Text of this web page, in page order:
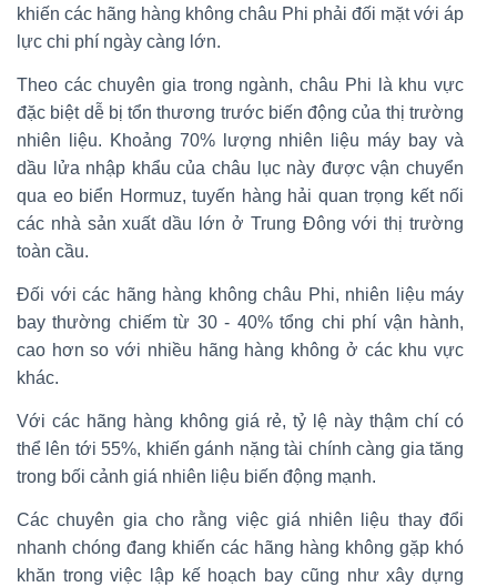
khiến các hãng hàng không châu Phi phải đối mặt với áp
lực chi phí ngày càng lớn.
Theo các chuyên gia trong ngành, châu Phi là khu vực
đặc biệt dễ bị tổn thương trước biến động của thị trường
nhiên liệu. Khoảng 70% lượng nhiên liệu máy bay và
dầu lửa nhập khẩu của châu lục này được vận chuyển
qua eo biển Hormuz, tuyến hàng hải quan trọng kết nối
các nhà sản xuất dầu lớn ở Trung Đông với thị trường
toàn cầu.
Đối với các hãng hàng không châu Phi, nhiên liệu máy
bay thường chiếm từ 30 - 40% tổng chi phí vận hành,
cao hơn so với nhiều hãng hàng không ở các khu vực
khác.
Với các hãng hàng không giá rẻ, tỷ lệ này thậm chí có
thể lên tới 55%, khiến gánh nặng tài chính càng gia tăng
trong bối cảnh giá nhiên liệu biến động mạnh.
Các chuyên gia cho rằng việc giá nhiên liệu thay đổi
nhanh chóng đang khiến các hãng hàng không gặp khó
khăn trong việc lập kế hoạch bay cũng như xây dựng